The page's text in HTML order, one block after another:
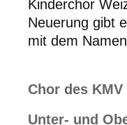
Kinderchor
Neuerung gibt
mit dem
Chor des
Unter- und